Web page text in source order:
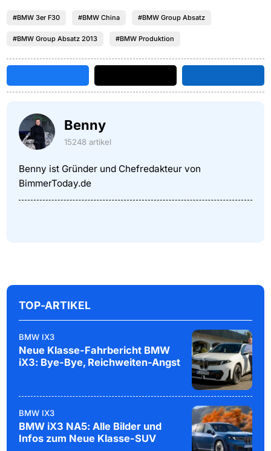
#BMW 3er F30 #BMW China #BMW Group Absatz
#BMW Group Absatz 2013 #BMW Produktion
Benny
15248 artikel
Benny ist Gründer und Chefredakteur von
BimmerToday.de
TOP-ARTIKEL
BMW IX3
Neue Klasse-Fahrbericht BMW
iX3: Bye-Bye, Reichweiten-Angst
BMW IX3
BMW iX3 NA5: Alle Bilder und
Infos zum Neue Klasse-SUV